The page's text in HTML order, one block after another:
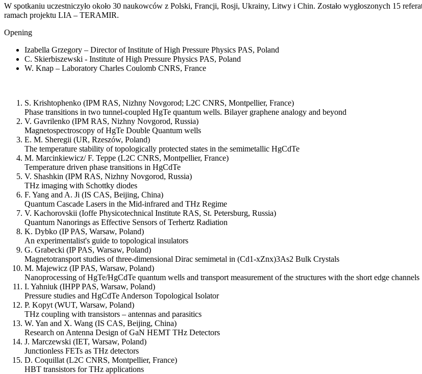
W spotkaniu uczestniczyło około 30 naukowców z Polski, Francji, Rosji, Ukrainy, Litwy i Chin. Zostało wygłoszonych 15
ramach projektu LIA – TERAMIR.
Opening
Izabella Grzegory – Director of Institute of High Pressure Physics PAS, Poland
C. Skierbiszewski - Institute of High Pressure Physics PAS, Poland
W. Knap – Laboratory Charles Coulomb CNRS, France
S. Krishtophenko (IPM RAS, Nizhny Novgorod; L2C CNRS, Montpellier, France)
Phase transitions in two tunnel-coupled HgTe quantum wells. Bilayer graphene analogy and beyond
V. Gavrilenko (IPM RAS, Nizhny Novgorod, Russia)
Magnetospectroscopy of HgTe Double Quantum wells
E. M. Sheregii (UR, Rzeszów, Poland)
The temperature stability of topologically protected states in the semimetallic HgCdTe
M. Marcinkiewicz/ F. Teppe (L2C CNRS, Montpellier, France)
Temperature driven phase transitions in HgCdTe
V. Shashkin (IPM RAS, Nizhny Novgorod, Russia)
THz imaging with Schottky diodes
F. Yang and A. Ji (IS CAS, Beijing, China)
Quantum Cascade Lasers in the Mid-infrared and THz Regime
V. Kachorovskii (Ioffe Physicotechnical Institute RAS, St. Petersburg, Russia)
Quantum Nanorings as Effective Sensors of Terhertz Radiation
K. Dybko (IP PAS, Warsaw, Poland)
An experimentalist's guide to topological insulators
G. Grabecki (IP PAS, Warsaw, Poland)
Magnetotransport studies of three-dimensional Dirac semimetal in (Cd1-xZnx)3As2 Bulk Crystals
M. Majewicz (IP PAS, Warsaw, Poland)
Nanoprocessing of HgTe/HgCdTe quantum wells and transport measurement of the structures with the short edge channels
I. Yahniuk (IHPP PAS, Warsaw, Poland)
Pressure studies and HgCdTe Anderson Topological Isolator
P. Kopyt (WUT, Warsaw, Poland)
THz coupling with transistors – antennas and parasitics
W. Yan and X. Wang (IS CAS, Beijing, China)
Research on Antenna Design of GaN HEMT THz Detectors
J. Marczewski (IET, Warsaw, Poland)
Junctionless FETs as THz detectors
D. Coquillat (L2C CNRS, Montpellier, France)
HBT transistors for THz applications